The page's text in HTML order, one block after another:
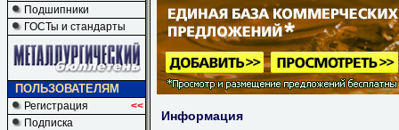
Подшипники
ГОСТы и стандарты
ПОЛЬЗОВАТЕЛЯМ
Регистрация
<<
Подписка
Информация